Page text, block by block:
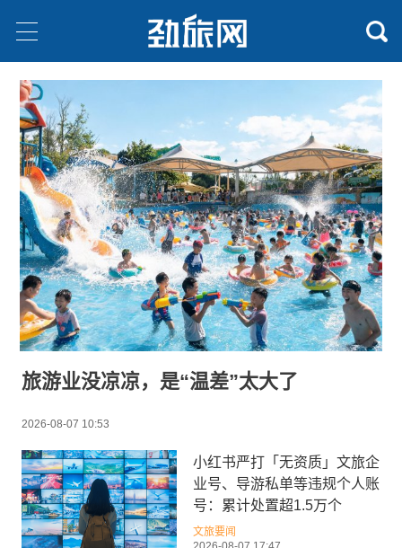
旅游业没凉凉，是“温差”太大了
2026-08-07 10:53
小红书严打「无资质」文旅企
业号、导游私单等违规个人账
号：累计处置超1.5万个
文旅要闻